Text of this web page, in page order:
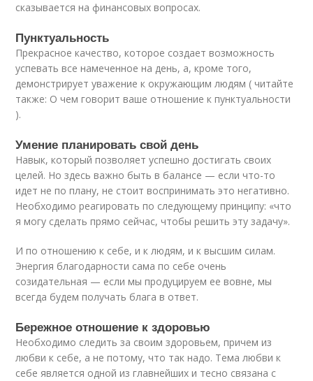
сказывается на финансовых вопросах.
Пунктуальность
Прекрасное качество, которое создает возможность
успевать все намеченное на день, а, кроме того,
демонстрирует уважение к окружающим людям ( читайте
также: О чем говорит ваше отношение к пунктуальности
).
Умение планировать свой день
Навык, который позволяет успешно достигать своих
целей. Но здесь важно быть в балансе — если что-то
идет не по плану, не стоит воспринимать это негативно.
Необходимо реагировать по следующему принципу: «что
я могу сделать прямо сейчас, чтобы решить эту задачу».
И по отношению к себе, и к людям, и к высшим силам.
Энергия благодарности сама по себе очень
созидательная — если мы продуцируем ее вовне, мы
всегда будем получать блага в ответ.
Бережное отношение к здоровью
Необходимо следить за своим здоровьем, причем из
любви к себе, а не потому, что так надо. Тема любви к
себе является одной из главнейших и тесно связана с